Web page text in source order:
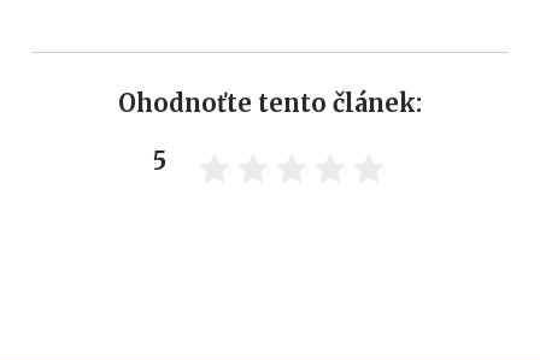
Ohodnoťte tento článek:
5